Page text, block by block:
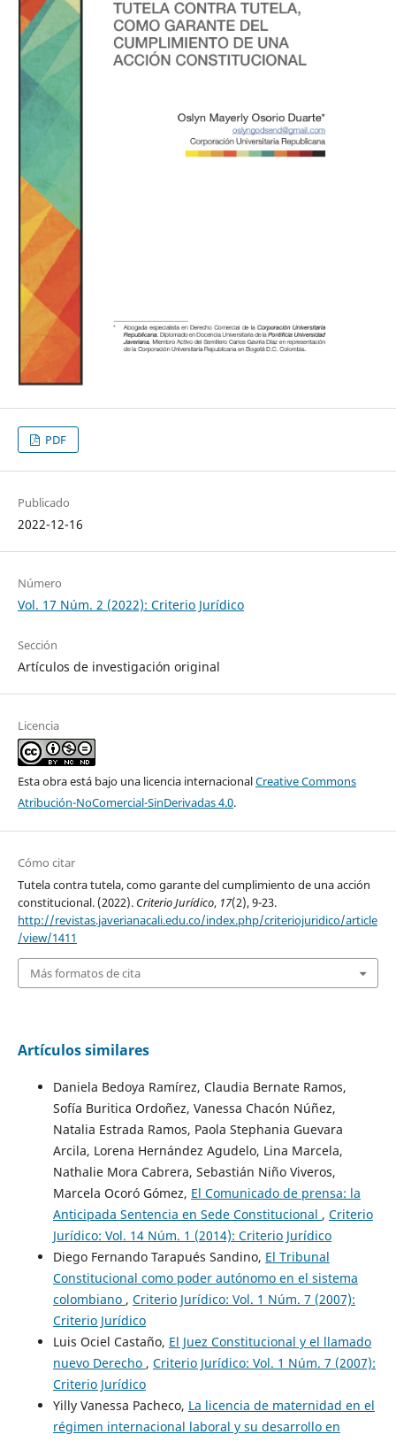
PDF
Publicado
2022-12-16
Número
Vol. 17 Núm. 2 (2022): Criterio Jurídico
Sección
Artículos de investigación original
Licencia
Esta obra está bajo una licencia internacionalCreative Commons
Atribución-NoComercial-SinDerivadas 4.0.
Cómo citar
Tutela contra tutela, como garante del cumplimiento de una acción
constitucional. (2022). Criterio Jurídico, 17(2), 9-23.
http://revistas.javerianacali.edu.co/index.php/criteriojuridico/article
/view/1411
Más formatos de cita
Artículos similares
Daniela Bedoya Ramírez, Claudia Bernate Ramos,
Sofía Buritica Ordoñez, Vanessa Chacón Núñez,
Natalia Estrada Ramos, Paola Stephania Guevara
Arcila, Lorena Hernández Agudelo, Lina Marcela,
Nathalie Mora Cabrera, Sebastián Niño Viveros,
Marcela Ocoró Gómez, El Comunicado de prensa: la
Anticipada Sentencia en Sede Constitucional , Criterio
Jurídico: Vol. 14 Núm. 1 (2014): Criterio Jurídico
Diego Fernando Tarapués Sandino, El Tribunal
Constitucional como poder autónomo en el sistema
colombiano , Criterio Jurídico: Vol. 1 Núm. 7 (2007):
Criterio Jurídico
Luis Ociel Castaño, El Juez Constitucional y el llamado
nuevo Derecho , Criterio Jurídico: Vol. 1 Núm. 7 (2007):
Criterio Jurídico
Yilly Vanessa Pacheco, La licencia de maternidad en el
régimen internacional laboral y su desarrollo en